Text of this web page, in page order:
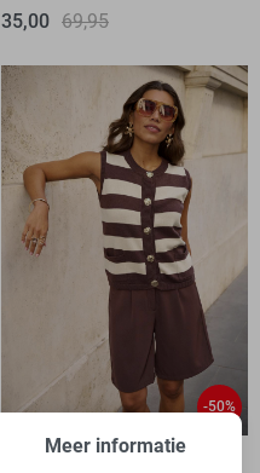
35,00 69,95
-50%
Ydence Gilet
Meer informatie